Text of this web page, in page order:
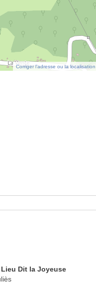
Corriger l’adresse ou la localisation
Dit la Joyeuse